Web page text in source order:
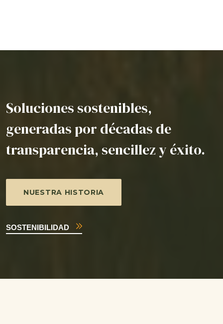
Soluciones sostenibles,
generadas por décadas de
transparencia, sencillez y éxito.
NUESTRA HISTORIA
SOSTENIBILIDAD